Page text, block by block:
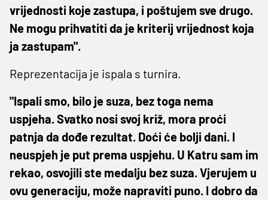
vrijednosti koje zastupa, i poštujem sve drugo.
Ne mogu prihvatiti da je kriterij vrijednost koja
ja zastupam".
Reprezentacija je ispala s turnira.
"Ispali smo, bilo je suza, bez toga nema
uspjeha. Svatko nosi svoj križ, mora proći
patnja da dođe rezultat. Doći će bolji dani. I
neuspjeh je put prema uspjehu. U Katru sam im
rekao, osvojili ste medalju bez suza. Vjerujem u
ovu generaciju, može napraviti puno. I dobro da